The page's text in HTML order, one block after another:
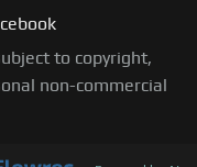
to copyright,
non-commercial